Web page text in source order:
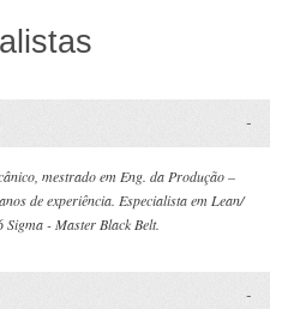
mestrado em Eng. da Produção –
de experiência. Especialista em Lean/
Sigma - Master Black Belt.